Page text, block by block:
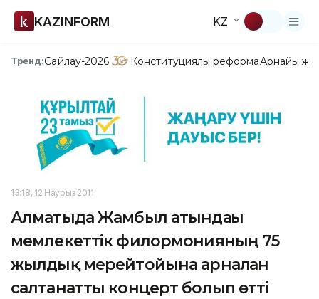
KAZINFORM KZ
Тренд:Сайлау-2026 Конституциялық реформаАрнайы
13:18, 12 Наурыз 2011
Алматыда Жамбыл атындағы
мемлекеттік филормонияның 75
жылдық мерейтойына арналған
салтанатты концерт болып өтті